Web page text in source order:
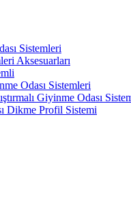
Sistemleri
Aksesuarları
Odası Sistemleri
Giyinme Odası
Dikme Profil Sistemi